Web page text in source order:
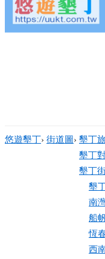
悠遊墾丁› 街道圖› 墾丁
墾丁
墾丁
墾
南
船
恆
西